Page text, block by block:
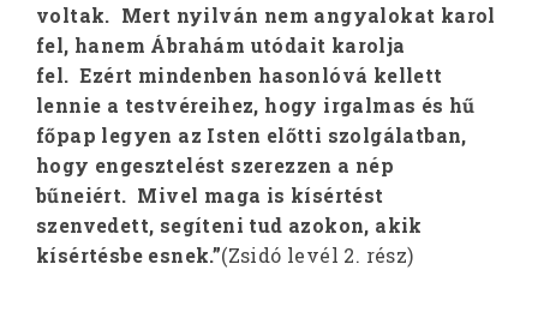
voltak. Mert nyilván nem angyalokat karol
fel, hanem Ábrahám utódait karolja
fel. Ezért mindenben hasonlóvá kellett
lennie a testvéreihez, hogy irgalmas és hű
főpap legyen az Isten előtti szolgálatban,
hogy engesztelést szerezzen a nép
bűneiért. Mivel maga is kísértést
szenvedett, segíteni tud azokon, akik
kísértésbe esnek.”(Zsidó levél 2. rész)